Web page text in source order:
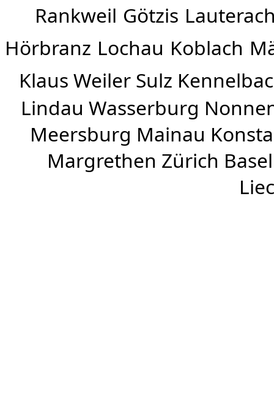
Rankweil Götzis
Hörbranz Lochau Koblach
Klaus Weiler Sulz
Lindau Wasserburg
Meersburg Mainau
Margrethen Zürich